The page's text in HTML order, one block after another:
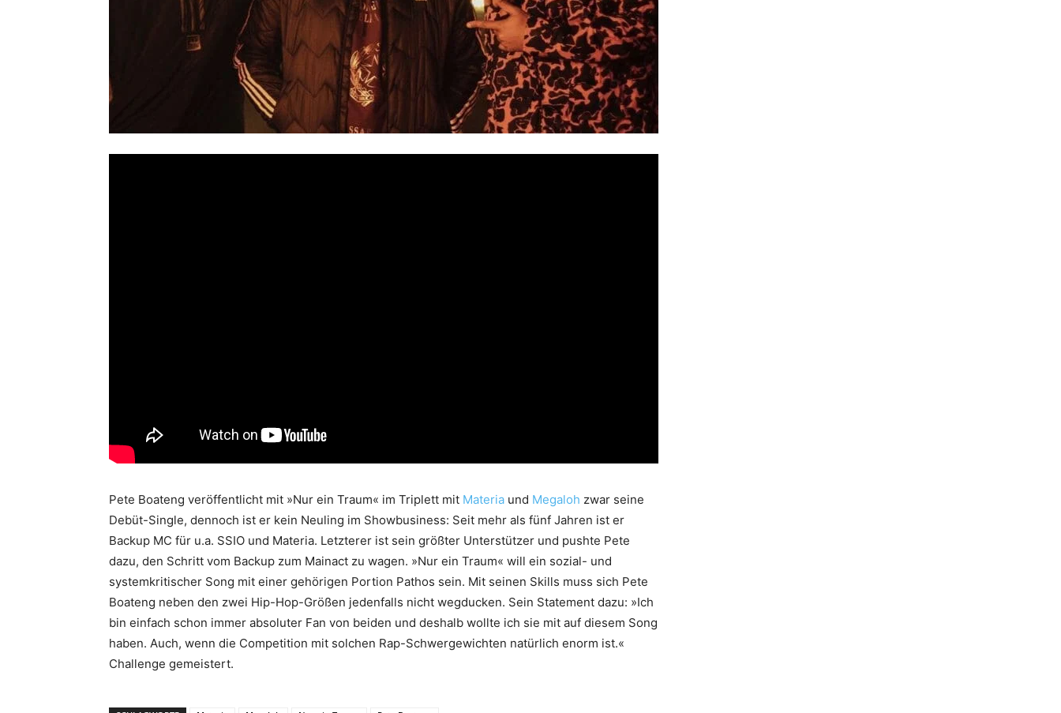
Pete Boateng veröffentlicht mit »Nur ein Traum« im Triplett mit Materia und Megaloh zwar seine
Debüt-Single, dennoch ist er kein Neuling im Showbusiness: Seit mehr als fünf Jahren ist er
Backup MC für u.a. SSIO und Materia. Letzterer ist sein größter Unterstützer und pushte Pete
dazu, den Schritt vom Backup zum Mainact zu wagen. »Nur ein Traum« will ein sozial- und
systemkritischer Song mit einer gehörigen Portion Pathos sein. Mit seinen Skills muss sich Pete
Boateng neben den zwei Hip-Hop-Größen jedenfalls nicht wegducken. Sein Statement dazu: »Ich
bin einfach schon immer absoluter Fan von beiden und deshalb wollte ich sie mit auf diesem Song
haben. Auch, wenn die Competition mit solchen Rap-Schwergewichten natürlich enorm ist.«
Challenge gemeistert.